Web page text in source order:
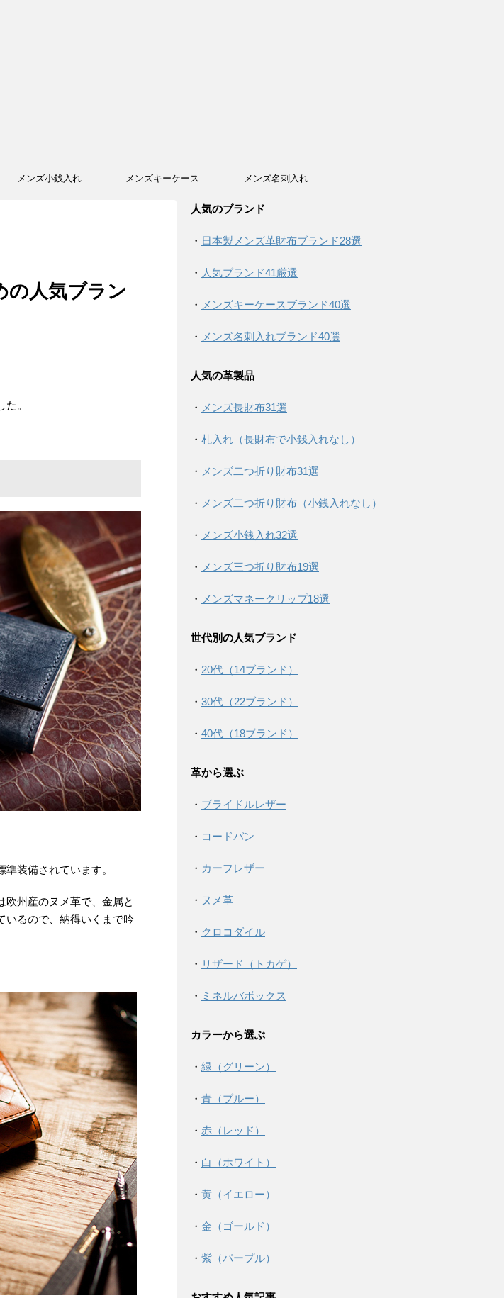
メンズ小銭入れ メンズキーケース メンズ名刺入れ
の人気ブラン
。
装備されています。
欧州産のヌメ革で、金属と
いるので、納得いくまで吟
人気のブランド
・ 日本製メンズ革財布ブランド28選
・ 人気ブランド41厳選
・ メンズキーケースブランド40選
・ メンズ名刺入れブランド40選
人気の革製品
・ メンズ長財布31選
・ 札入れ（長財布で小銭入れなし）
・ メンズ二つ折り財布31選
・ メンズ二つ折り財布（小銭入れなし）
・ メンズ小銭入れ32選
・ メンズ三つ折り財布19選
・ メンズマネークリップ18選
世代別の人気ブランド
・ 20代（14ブランド）
・ 30代（22ブランド）
・ 40代（18ブランド）
革から選ぶ
・ ブライドルレザー
・ コードバン
・ カーフレザー
・ ヌメ革
・ クロコダイル
・ リザード（トカゲ）
・ ミネルバボックス
カラーから選ぶ
・ 緑（グリーン）
・ 青（ブルー）
・ 赤（レッド）
・ 白（ホワイト）
・ 黄（イエロー）
・ 金（ゴールド）
・ 紫（パープル）